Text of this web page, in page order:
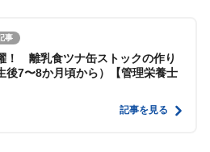
事
！ 離乳食ツナ缶ストックの作り
後7〜8か月頃から）【管理栄養士
記事を見る